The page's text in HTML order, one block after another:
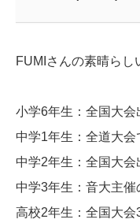
FUMIさんの素晴らし
小学6年生：全国大会
中学1年生：全道大会
中学2年生：全国大会
中学3年生：音大主
高校2年生：全国大会